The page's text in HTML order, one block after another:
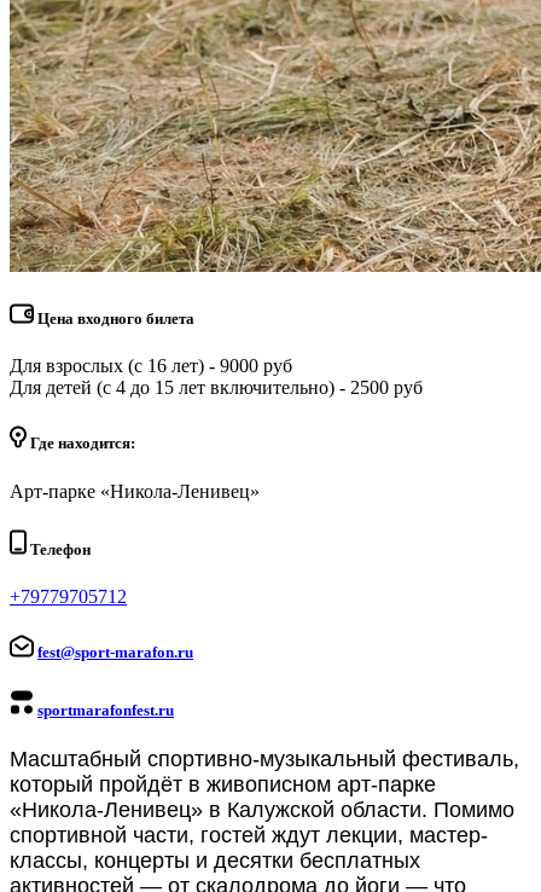
Цена входного билета
Для взрослых (с 16 лет) - 9000 руб
Для детей (с 4 до 15 лет включительно) - 2500 руб
Где находится:
Арт-парке «Никола-Ленивец»
Телефон
+79779705712
fest@sport-marafon.ru
sportmarafonfest.ru
Масштабный спортивно-музыкальный фестиваль,
который пройдёт в живописном арт-парке
«Никола-Ленивец» в Калужской области. Помимо
спортивной части, гостей ждут лекции, мастер-
классы, концерты и десятки бесплатных
активностей — от скалодрома до йоги — что